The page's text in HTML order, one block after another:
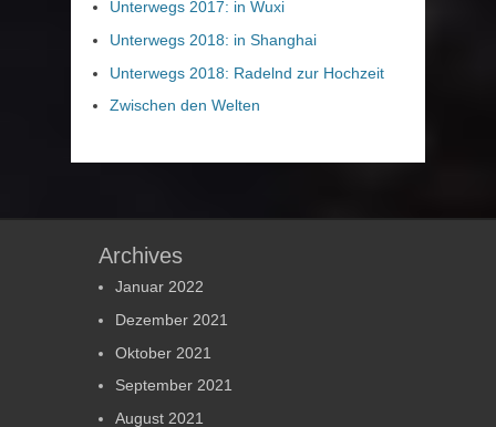
Unterwegs 2017: in Wuxi
Unterwegs 2018: in Shanghai
Unterwegs 2018: Radelnd zur Hochzeit
Zwischen den Welten
Archives
Januar 2022
Dezember 2021
Oktober 2021
September 2021
August 2021